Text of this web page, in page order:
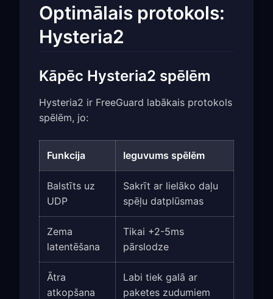
Optimālais protokols:
Hysteria2
Kāpēc Hysteria2 spēlēm
Hysteria2 ir FreeGuard labākais protokols
spēlēm, jo:
Funkcija Ieguvums spēlēm
Balstīts uz
UDP
Sakrīt ar lielāko daļu
spēļu datplūsmas
Zema
latentēšana
Tikai +2-5ms
pārslodze
Ātra
atkopšana
Labi tiek galā ar
paketes zudumiem